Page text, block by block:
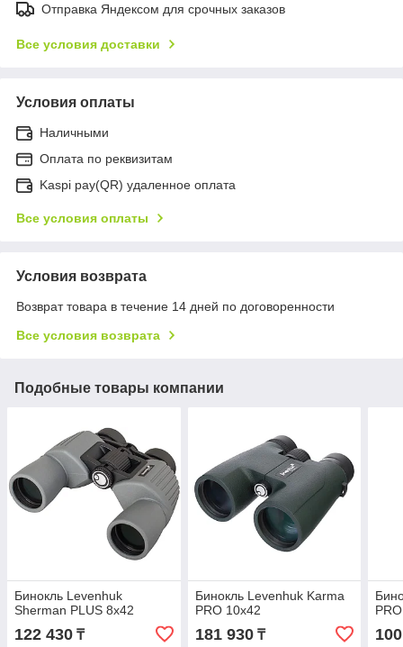
Отправка Яндексом для срочных заказов
Все условия доставки
Условия оплаты
Наличными
Оплата по реквизитам
Kaspi pay(QR) удаленное оплата
Все условия оплаты
Условия возврата
Возврат товара в течение 14 дней по договоренности
Все условия возврата
Подобные товары компании
Бинокль Levenhuk
Sherman PLUS 8x42
122 430 ₸
Бинокль Levenhuk Karma
PRO 10x42
181 930₸